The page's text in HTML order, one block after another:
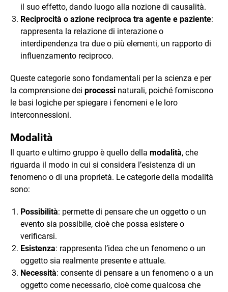
il suo effetto, dando luogo alla nozione di causalità.
Reciprocità o azione reciproca tra agente e paziente:
rappresenta la relazione di interazione o
interdipendenza tra due o più elementi, un rapporto di
influenzamento reciproco.
Queste categorie sono fondamentali per la scienza e per
la comprensione dei processi naturali, poiché forniscono
le basi logiche per spiegare i fenomeni e le loro
interconnessioni.
Modalità
Il quarto e ultimo gruppo è quello della modalità, che
riguarda il modo in cui si considera l’esistenza di un
fenomeno o di una proprietà. Le categorie della modalità
sono:
Possibilità: permette di pensare che un oggetto o un
evento sia possibile, cioè che possa esistere o
verificarsi.
Esistenza: rappresenta l’idea che un fenomeno o un
oggetto sia realmente presente e attuale.
Necessità: consente di pensare a un fenomeno o a un
oggetto come necessario, cioè come qualcosa che